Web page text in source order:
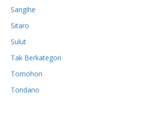
Sangihe
Sitaro
Sulut
Tak Berkategori
Tomohon
Tondano